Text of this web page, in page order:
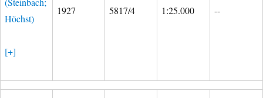
Höchst)
[+]
1927 5817/4 1:25.000 --